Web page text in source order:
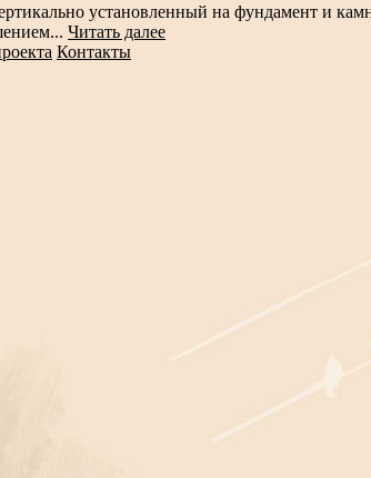
установленный на фундамент и
Читать далее
Контакты